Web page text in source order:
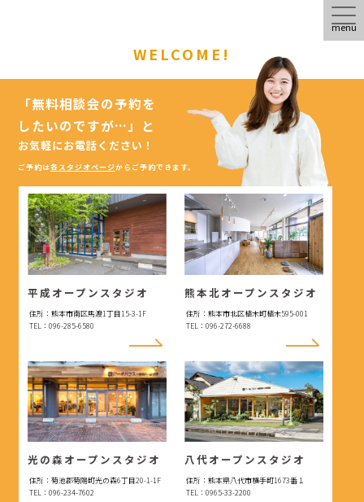
menu
WELCOME!
「無料相談会の予約を
したいのですが…」
と
お気軽にお電話ください！
ご予約は各スタジオページからご予約できます。
平成オープンスタジオ
住所：熊本市南区馬渡1丁目15-3-1F
TEL：096-285-6580
熊本北オープンスタジオ
住所：熊本市北区植木町植木595-001
TEL：096-272-6688
光の森オープンスタジオ
住所：菊池郡菊陽町光の森6丁目20-1-1F
TEL：096-234-7602
八代オープンスタジオ
住所：熊本県八代市横手町1673番１
TEL：0965-33-2200